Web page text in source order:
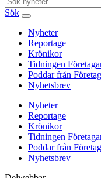
Sök
Nyheter
Reportage
Krönikor
Tidningen
Poddar från
Nyhetsbrev
Nyheter
Reportage
Krönikor
Tidningen
Poddar från
Nyhetsbrev